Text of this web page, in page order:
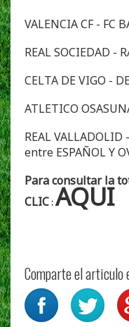
VALENCIA CF - FC
REAL SOCIEDAD -
CELTA DE VIGO -
ATLETICO
REAL
entre ESPAÑOL Y
Para consultar la
CLIC :AQUI
Comparte el articulo